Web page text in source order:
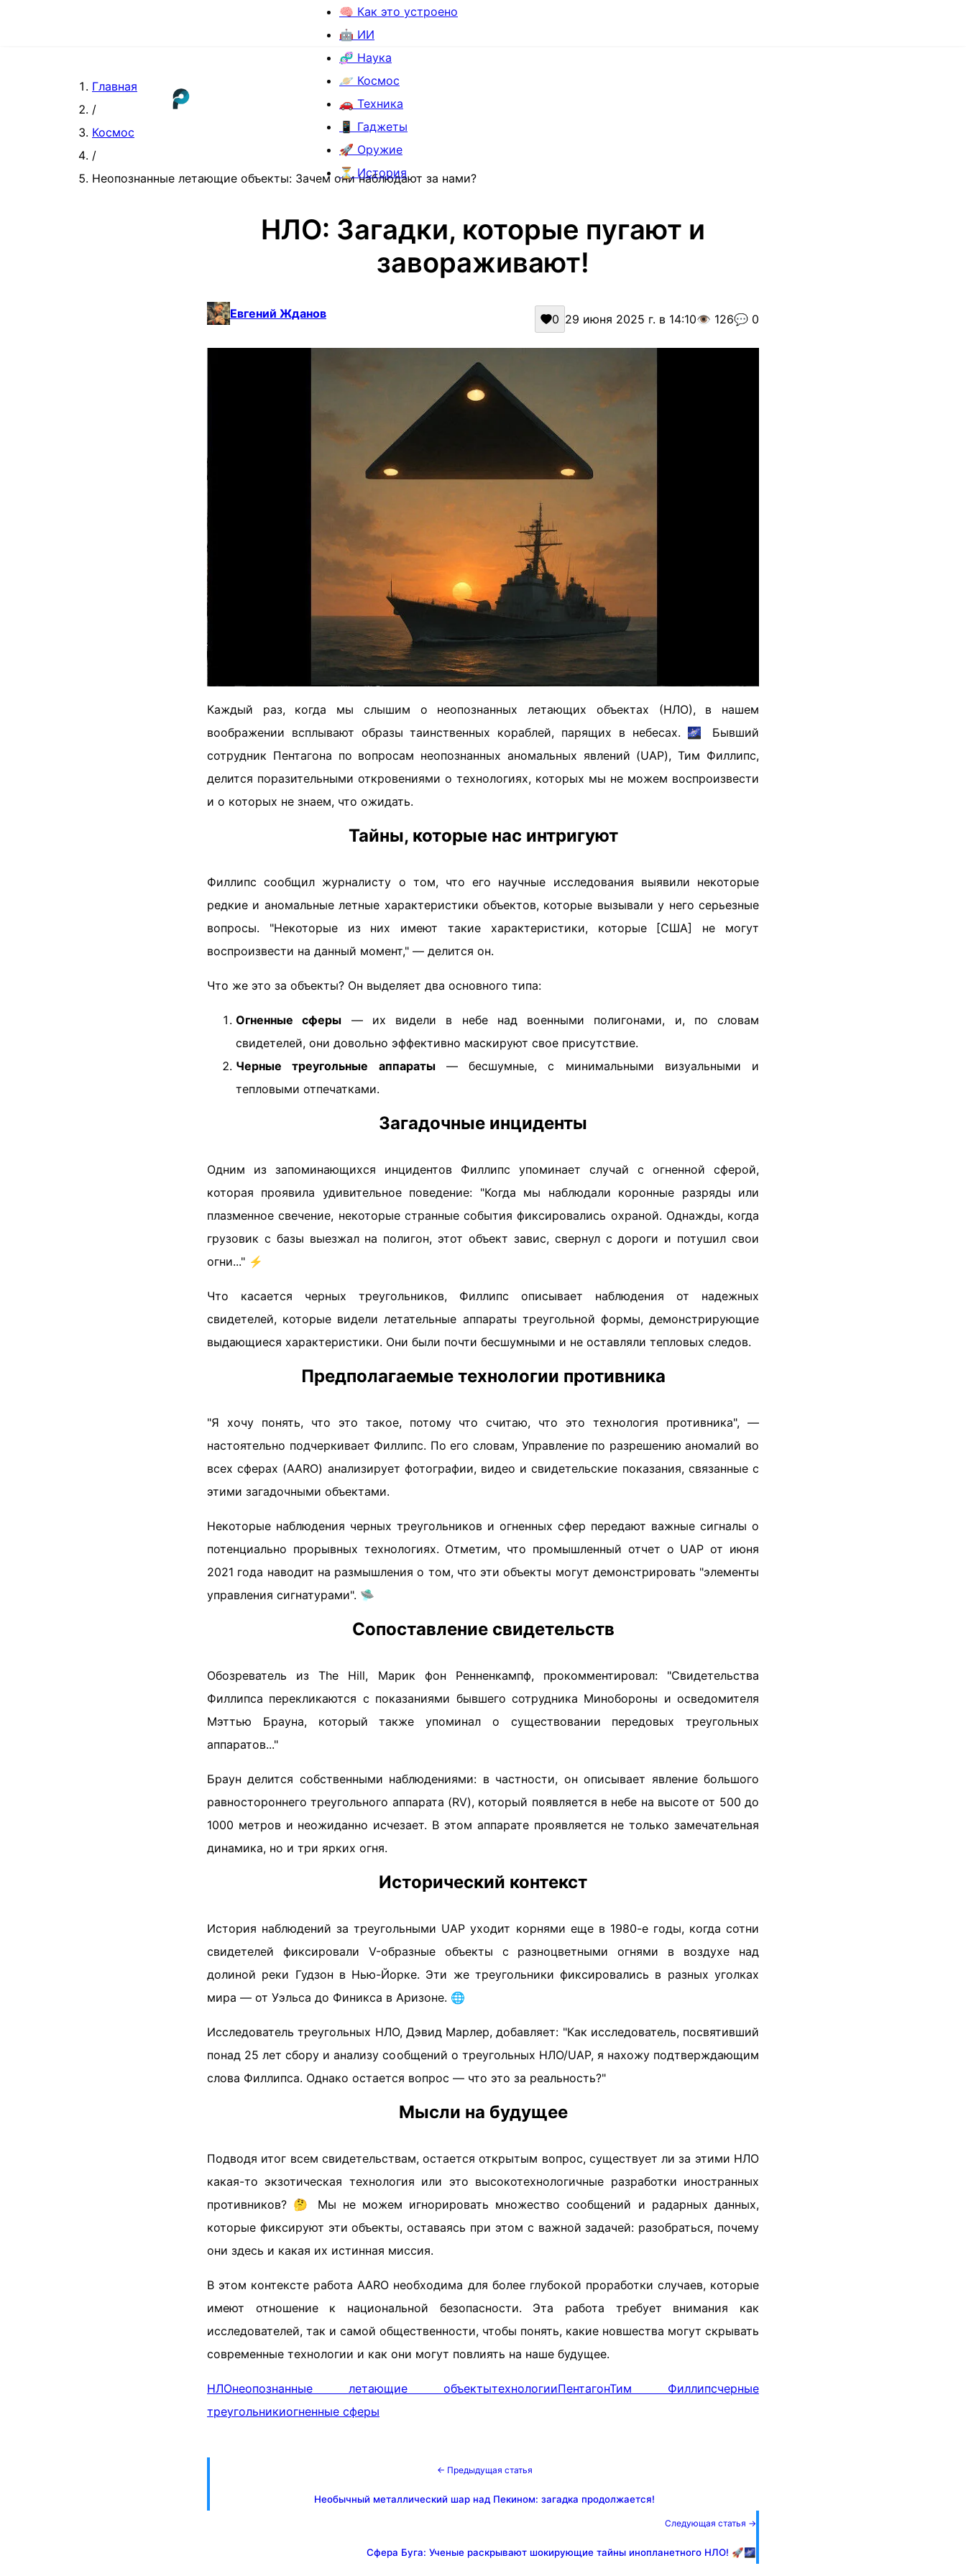
🧠 Как это устроено
🤖 ИИ
🧬 Наука
🪐 Космос
🚗 Техника
📱 Гаджеты
🚀 Оружие
⏳ История
Главная
/
Космос
/
Неопознанные летающие объекты: Зачем они наблюдают за нами?
НЛО: Загадки, которые пугают и
завораживают!
Евгений Жданов 0 29 июня 2025 г. в 14:10👁️ 126💬 0
Каждый раз, когда мы слышим о неопознанных летающих объектах (НЛО), в нашем
воображении всплывают образы таинственных кораблей, парящих в небесах. 🌌 Бывший
сотрудник Пентагона по вопросам неопознанных аномальных явлений (UAP), Тим Филлипс,
делится поразительными откровениями о технологиях, которых мы не можем воспроизвести
и о которых не знаем, что ожидать.
Тайны, которые нас интригуют
Филлипс сообщил журналисту о том, что его научные исследования выявили некоторые
редкие и аномальные летные характеристики объектов, которые вызывали у него серьезные
вопросы. "Некоторые из них имеют такие характеристики, которые [США] не могут
воспроизвести на данный момент," — делится он.
Что же это за объекты? Он выделяет два основного типа:
Огненные сферы — их видели в небе над военными полигонами, и, по словам
свидетелей, они довольно эффективно маскируют свое присутствие.
Черные треугольные аппараты— бесшумные, с минимальными визуальными и
тепловыми отпечатками.
Загадочные инциденты
Одним из запоминающихся инцидентов Филлипс упоминает случай с огненной сферой,
которая проявила удивительное поведение: "Когда мы наблюдали коронные разряды или
плазменное свечение, некоторые странные события фиксировались охраной. Однажды, когда
грузовик с базы выезжал на полигон, этот объект завис, свернул с дороги и потушил свои
огни..." ⚡
Что касается черных треугольников, Филлипс описывает наблюдения от надежных
свидетелей, которые видели летательные аппараты треугольной формы, демонстрирующие
выдающиеся характеристики. Они были почти бесшумными и не оставляли тепловых следов.
Предполагаемые технологии противника
"Я хочу понять, что это такое, потому что считаю, что это технология противника", —
настоятельно подчеркивает Филлипс. По его словам, Управление по разрешению аномалий во
всех сферах (AARO) анализирует фотографии, видео и свидетельские показания, связанные с
этими загадочными объектами.
Некоторые наблюдения черных треугольников и огненных сфер передают важные сигналы о
потенциально прорывных технологиях. Отметим, что промышленный отчет о UAP от июня
2021 года наводит на размышления о том, что эти объекты могут демонстрировать "элементы
управления сигнатурами". 🛸
Сопоставление свидетельств
Обозреватель из The Hill, Марик фон Ренненкампф, прокомментировал: "Свидетельства
Филлипса перекликаются с показаниями бывшего сотрудника Минобороны и осведомителя
Мэттью Брауна, который также упоминал о существовании передовых треугольных
аппаратов..."
Браун делится собственными наблюдениями: в частности, он описывает явление большого
равностороннего треугольного аппарата (RV), который появляется в небе на высоте от 500 до
1000 метров и неожиданно исчезает. В этом аппарате проявляется не только замечательная
динамика, но и три ярких огня.
Исторический контекст
История наблюдений за треугольными UAP уходит корнями еще в 1980-е годы, когда сотни
свидетелей фиксировали V-образные объекты с разноцветными огнями в воздухе над
долиной реки Гудзон в Нью-Йорке. Эти же треугольники фиксировались в разных уголках
мира — от Уэльса до Финикса в Аризоне. 🌐
Исследователь треугольных НЛО, Дэвид Марлер, добавляет: "Как исследователь, посвятивший
понад 25 лет сбору и анализу сообщений о треугольных НЛО/UAP, я нахожу подтверждающим
слова Филлипса. Однако остается вопрос — что это за реальность?"
Мысли на будущее
Подводя итог всем свидетельствам, остается открытым вопрос, существует ли за этими НЛО
какая-то экзотическая технология или это высокотехнологичные разработки иностранных
противников? 🤔 Мы не можем игнорировать множество сообщений и радарных данных,
которые фиксируют эти объекты, оставаясь при этом с важной задачей: разобраться, почему
они здесь и какая их истинная миссия.
В этом контексте работа AARO необходима для более глубокой проработки случаев, которые
имеют отношение к национальной безопасности. Эта работа требует внимания как
исследователей, так и самой общественности, чтобы понять, какие новшества могут скрывать
современные технологии и как они могут повлиять на наше будущее.
НЛОнеопознанные летающие объектытехнологииПентагонТим Филлипсчерные
треугольникиогненные сферы
← Предыдущая статья
Необычный металлический шар над Пекином: загадка продолжается!
Следующая статья →
Сфера Буга: Ученые раскрывают шокирующие тайны инопланетного НЛО! 🚀🌌